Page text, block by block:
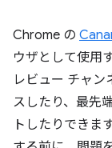
Chrome の
ウザとして使用
レビュー チャン
スしたり、最先
トしたりできま